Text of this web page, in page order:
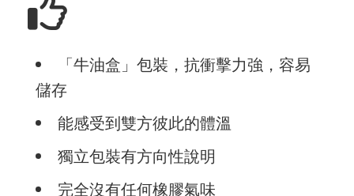
「牛油盒」包裝，抗衝擊力強，容易
儲存
能感受到雙方彼此的體溫
獨立包裝有方向性說明
完全沒有任何橡膠氣味